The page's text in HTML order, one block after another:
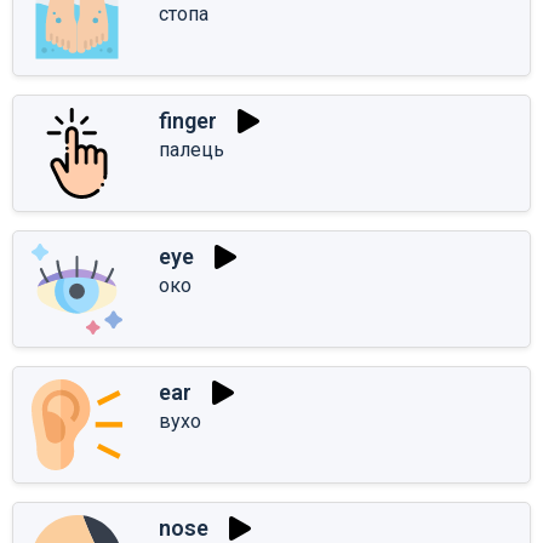
стопа
finger
палець
eye
око
ear
вухо
nose